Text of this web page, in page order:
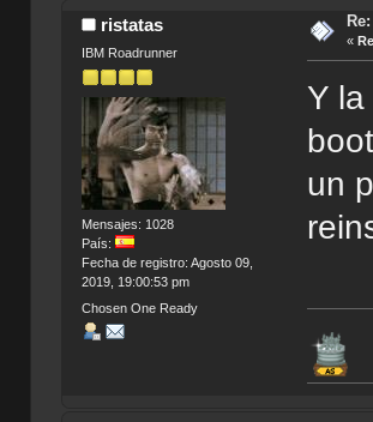
ristatas
IBM Roadrunner
Mensajes: 1028
País:
Fecha de registro: Agosto 09,
2019, 19:00:53 pm
Chosen One Ready
«
Y
un